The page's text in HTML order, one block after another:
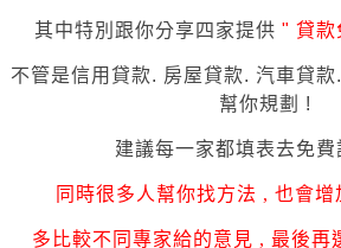
其中特別跟你分享四家提供 " 貸款
不管是信用貸款. 房屋貸款. 汽車貸款
幫你規劃 !
建議每一家都填表去免費
同時很多人幫你找方法 , 也會
多比較不同專家給的意見 , 最後再